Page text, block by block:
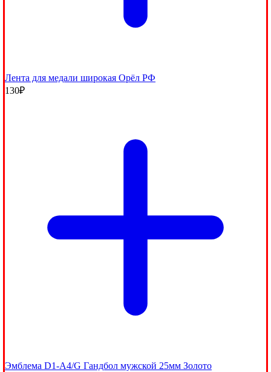
Лента для медали широкая Орёл РФ
130₽
Эмблема D1-A4/G Гандбол мужской 25мм Золото